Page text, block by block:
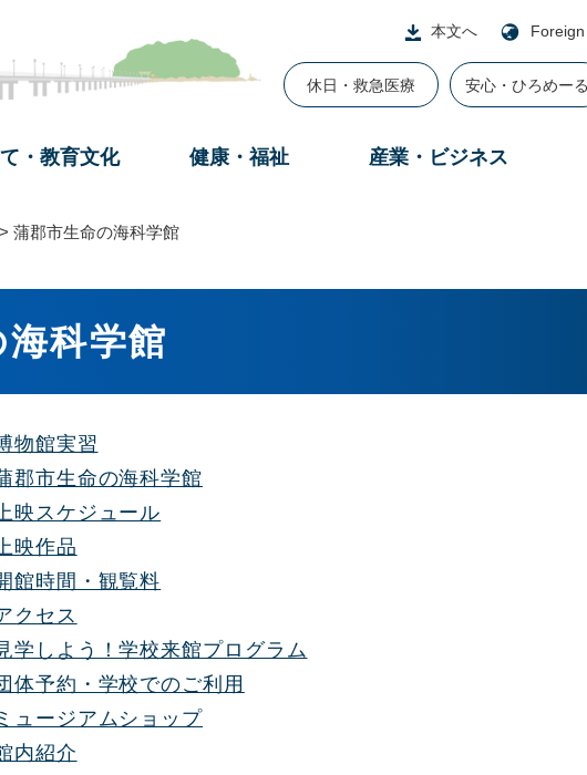
本文へ
休日・救急医療 安心・ひろめーる
・教育文化 健康・福祉 産業・ビジネス
> 蒲郡市生命の海科学館
科学館
物館実習
郡市生命の海科学館
映スケジュール
映作品
館時間・観覧料
クセス
学しよう！学校来館プログラム
体予約・学校でのご利用
ュージアムショップ
内紹介